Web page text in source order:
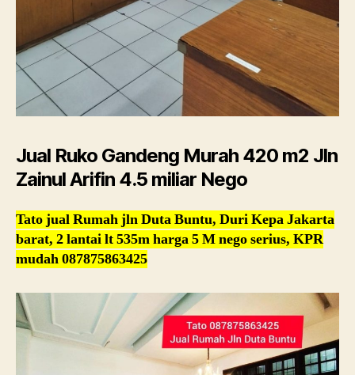
Jual Ruko Gandeng Murah 420 m2 Jln
Zainul Arifin 4.5 miliar Nego
Tato jual Rumah jln Duta Buntu, Duri Kepa Jakarta
barat, 2 lantai lt 535m harga 5 M nego serius, KPR
mudah 087875863425